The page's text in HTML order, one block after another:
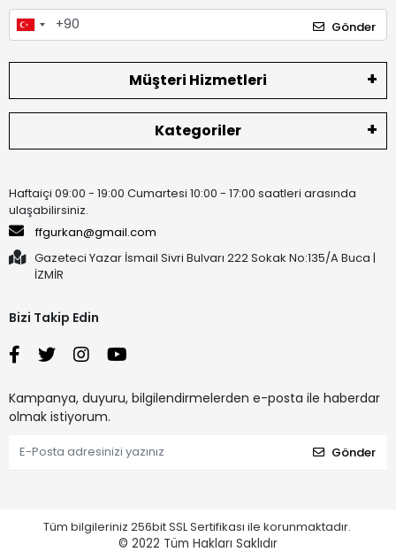
Gönder
Müşteri Hizmetleri
Kategoriler
Haftaiçi 09:00 - 19:00 Cumartesi 10:00 - 17:00 saatleri arasında
ulaşabilirsiniz.
ffgurkan@gmail.com
Gazeteci Yazar İsmail Sivri Bulvarı 222 Sokak No:135/A Buca |
İZMİR
Bizi Takip Edin
Kampanya, duyuru, bilgilendirmelerden e-posta ile haberdar
olmak istiyorum.
Gönder
Tüm bilgileriniz 256bit SSL Sertifikası ile korunmaktadır.
© 2022 Tüm Hakları Saklıdır